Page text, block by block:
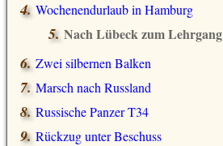
Wochenendurlaub in Hamburg
Nach Lübeck zum Lehrgang
Zwei silbernen Balken
Marsch nach Russland
Russische Panzer T34
Rückzug unter Beschuss